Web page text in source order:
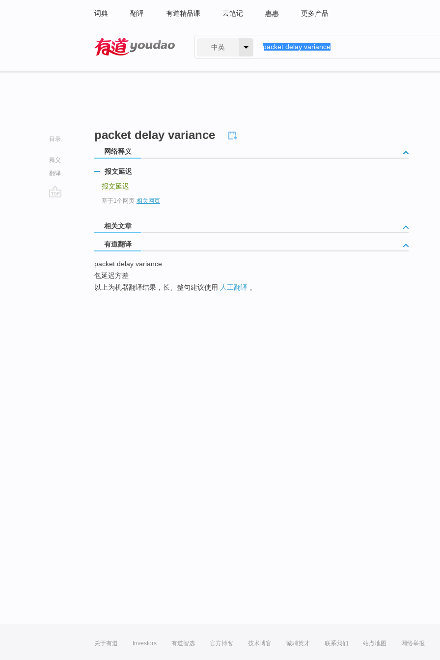
词典 翻译 有道精品课 云笔记 惠惠 更多产品
中英
目录
释义
翻译
packet delay variance
网络释义
报文延迟
报文延迟
基于1个网页-相关网页
相关文章
有道翻译
packet delay variance
包延迟方差
以上为机器翻译结果，长、整句建议使用 人工翻译 。
关于有道 Investors 有道智选 官方博客 技术博客 诚聘英才 联系我们 站点地图 网络举报